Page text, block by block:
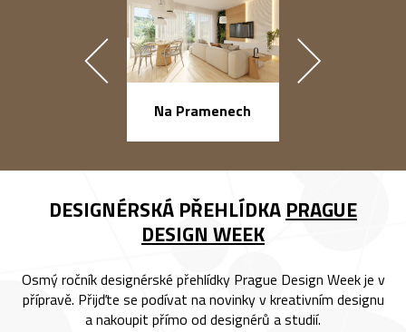
Na Pramenech
DESIGNÉRSKÁ PŘEHLÍDKA PRAGUE
DESIGN WEEK
Osmý ročník designérské přehlídky Prague Design Week je v
přípravě. Přijďte se podívat na novinky v kreativním designu
a nakoupit přímo od designérů a studií.